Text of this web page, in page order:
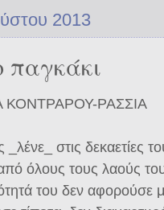
2013
παγκάκι
ΚΟΝΤΡΑΡΟΥ-ΡΑΣΣΙΑ
στις δεκαετίες
όλους τους λαούς
του δεν αφορούσε